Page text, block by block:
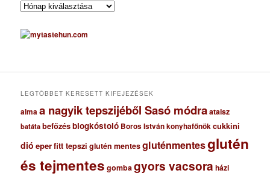
A
c
h
u
LEGTÖBBET KERESETT KIFEJEZÉSEK
almaa nagyik tepszijéből Sasó módraataisz
batáta befőzésblogkóstoló Boros István konyhafőnökcukkini
dió eperfitt tepszi glutén mentesgluténmentesglutén
és tejmentes gombagyors vacsora házi